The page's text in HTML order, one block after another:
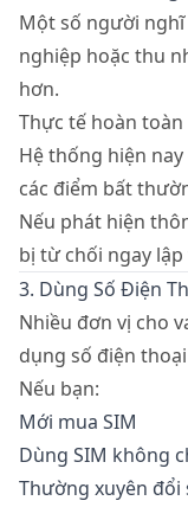
Một số người
nghiệp hoặc thu
hơn.
Thực tế hoàn
Hệ thống hiện
các điểm bất
Nếu phát hiện
bị từ chối ngay lập
3. Dùng Số Điện
Nhiều đơn vị cho
dụng số điện
Nếu bạn:
Mới mua SIM
Dùng SIM không
Thường xuyên đổi